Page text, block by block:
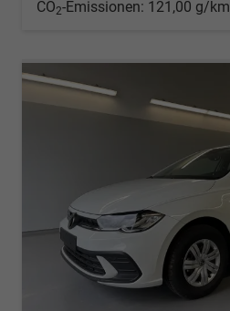
CO2-Emissionen: 121,00 g/km